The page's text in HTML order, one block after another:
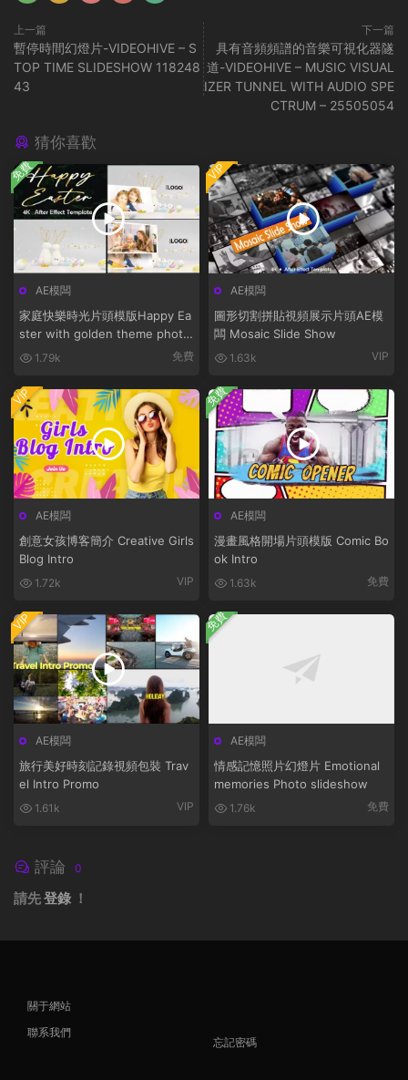
上一篇
暫停時間幻燈片-VIDEOHIVE – S
TOP TIME SLIDESHOW 118248
43
下一篇
具有音頻頻譜的音樂可視化器隧
道-VIDEOHIVE – MUSIC VISUAL
IZER TUNNEL WITH AUDIO SPE
CTRUM – 25505054
猜你喜歡
AE模闆
家庭快樂時光片頭模版Happy Ea
ster with golden theme photo
bunny
1.79k 免費
免費
AE模闆
圖形切割拼貼視頻展示片頭AE模
闆 Mosaic Slide Show
1.63k VIP
VIP
AE模闆
創意女孩博客簡介 Creative Girls
Blog Intro
1.72k VIP
VIP
AE模闆
漫畫風格開場片頭模版 Comic Bo
ok Intro
1.63k 免費
免費
AE模闆
旅行美好時刻記錄視頻包裝 Trav
el Intro Promo
1.61k VIP
VIP
AE模闆
情感記憶照片幻燈片 Emotional
memories Photo slideshow
1.76k 免費
免費
評論 0
請先登錄 ！
關于網站
聯系我們
忘記密碼